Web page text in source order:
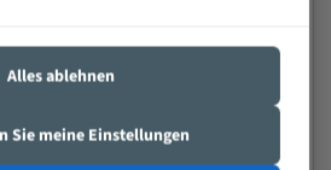
Alles ablehnen
Sie meine Einstellungen